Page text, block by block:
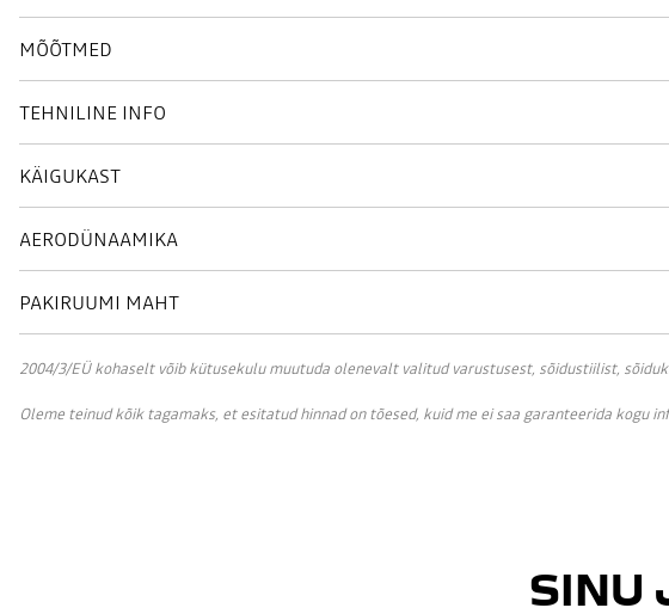
MÕÕTMED
TEHNILINE INFO
KÄIGUKAST
AERODÜNAAMIKA
PAKIRUUMI MAHT
2004/3/EÜ kohaselt võib kütusekulu muutuda olenevalt valitud varustusest, sõidustiilist,
Oleme teinud kõik tagamaks, et esitatud hinnad on tõesed, kuid me ei saa garanteerida
SINU